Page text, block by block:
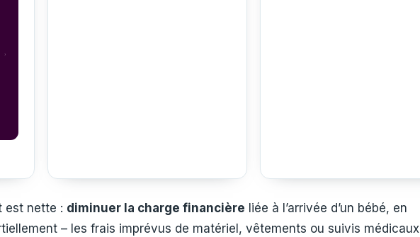
est nette : diminuer la charge financière liée à l’arrivée d’un bébé, en
– les frais imprévus de matériel, vêtements ou suivis médicaux